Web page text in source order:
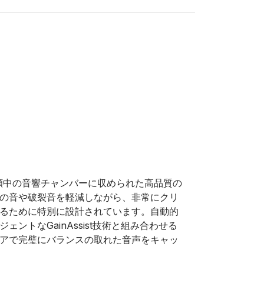
の音響チャンバーに収められた高品質の
音や破裂音を軽減しながら、非常にクリ
ために特別に設計されています。自動的
ェントなGainAssist技術と組み合わせる
で完璧にバランスの取れた音声をキャッ